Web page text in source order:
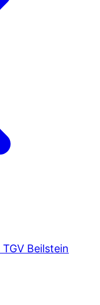
Beilstein